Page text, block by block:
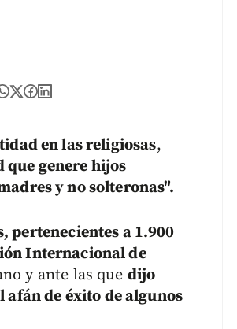
en las religiosas,
que genere hijos
y no solteronas".
pertenecientes a 1.900
Internacional de
y ante las que dijo
de éxito de algunos